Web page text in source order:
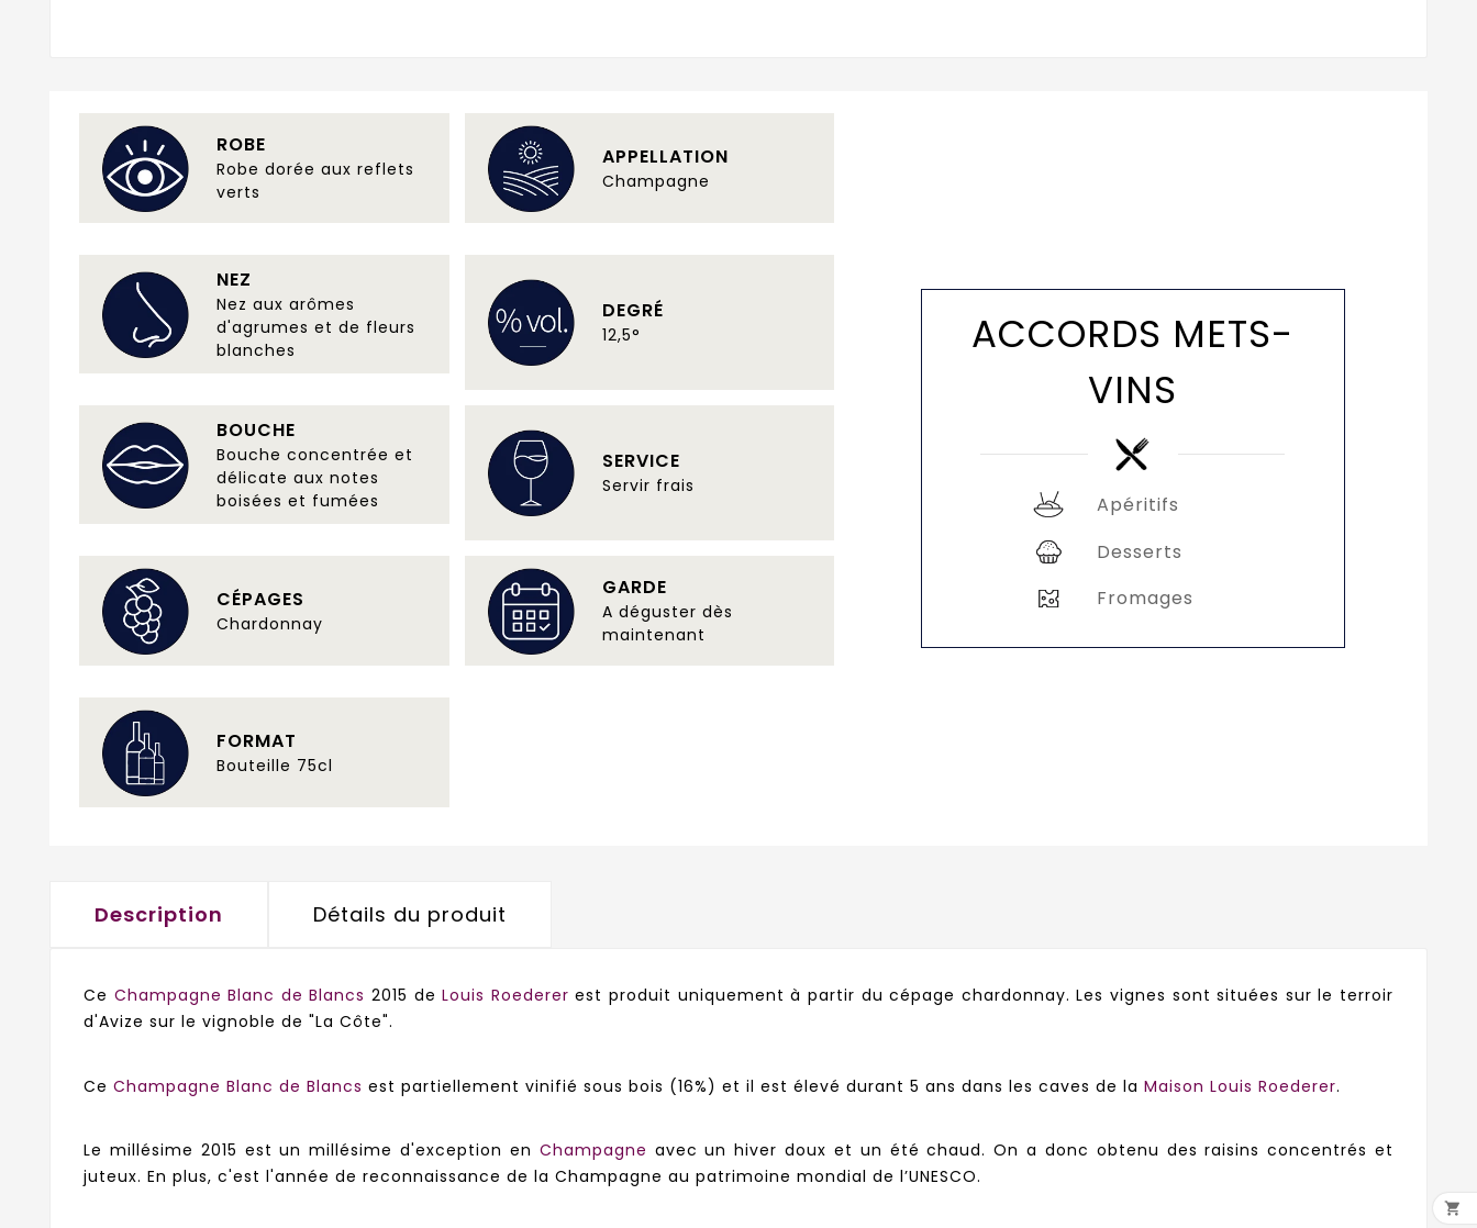
ROBE
Robe dorée aux reflets
verts
APPELLATION
Champagne
NEZ
Nez aux arômes
d'agrumes et de fleurs
blanches
DEGRÉ
12,5°
BOUCHE
Bouche concentrée et
délicate aux notes
boisées et fumées
SERVICE
Servir frais
CÉPAGES
Chardonnay
GARDE
A déguster dès
maintenant
FORMAT
Bouteille 75cl
ACCORDS METS-
VINS
Apéritifs
Desserts
Fromages
Description Détails du produit
Ce Champagne Blanc de Blancs 2015 deLouis Roederer est produit uniquement à partir du cépage chardonnay. Les vignes sont situées sur le terroir
d'Avize sur le vignoble de "La Côte".
Ce Champagne Blanc de Blancs est partiellement vinifié sous bois (16%) et il est élevé durant 5 ans dans les caves de la Maison Louis Roederer.
Le millésime 2015 est un millésime d'exception en Champagne avec un hiver doux et un été chaud. On a donc obtenu des raisins concentrés et
juteux. En plus, c'est l'année de reconnaissance de la Champagne au patrimoine mondial de l’UNESCO.
